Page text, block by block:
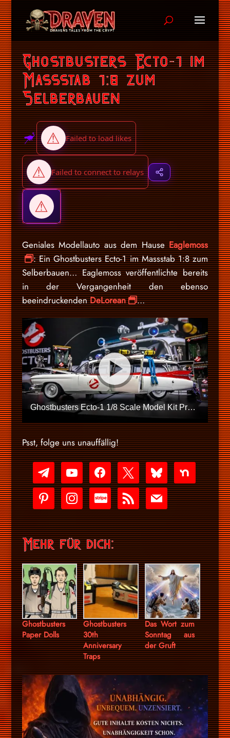
Ghostbusters Ecto-1 im
Massstab 1:8 zum
Selberbauen
Geniales Modellauto aus dem HauseEaglemoss
: Ein Ghostbusters Ecto-1 im Massstab 1:8 zum
Selberbauen… Eaglemoss veröffentlichte bereits
in der Vergangenheit den ebenso
beeindruckendenDeLorean …
Ghostbusters Ecto-1 1/8 Scale Model Kit Preview
Psst, folge uns unauffällig!
telegramyoutube-
play
facebookx blueskynextdoor
pinterestinstagram
cc-
stripe
rss mail
Mehr für dich:
Ghostbusters
Paper Dolls
Ghostbusters
30th
Anniversary
Traps
Das Wort zum
Sonntag aus
der Gruft